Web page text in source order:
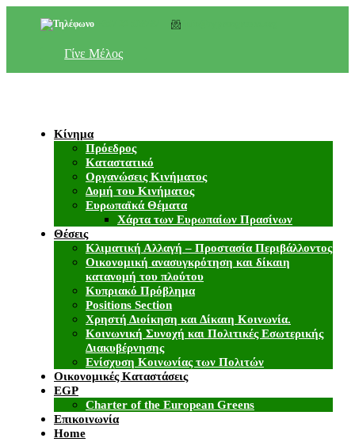
Γίνε Μέλος
Κίνημα
Πρόεδρος
Καταστατικό
Οργανώσεις Κινήματος
Δομή του Κινήματος
Ευρωπαϊκά Θέματα
Χάρτα των Ευρωπαίων Πρασίνων
Θέσεις
Κλιματική Αλλαγή – Προστασία Περιβάλλοντος
Οικονομική ανασυγκρότηση και δίκαιη
κατανομή του πλούτου
Κυπριακό Πρόβλημα
Positions Section
Χρηστή Διοίκηση και Δίκαιη Κοινωνία.
Κοινωνική Συνοχή και Πολιτικές Εσωτερικής
Διακυβέρνησης
Ενίσχυση Κοινωνίας των Πολιτών
Οικονομικές Καταστάσεις
EGP
Charter of the European Greens
Επικοινωνία
Home